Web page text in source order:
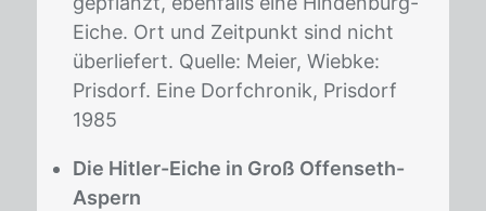
Eiche. Ort und Zeitpunkt sind nicht
überliefert. Quelle: Meier, Wiebke:
Prisdorf. Eine Dorfchronik, Prisdorf
1985
Die Hitler-Eiche in Groß Offenseth-
Aspern